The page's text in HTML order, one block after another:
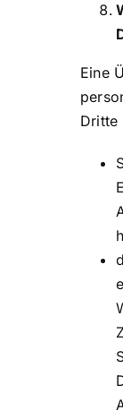
Eine
Dritte